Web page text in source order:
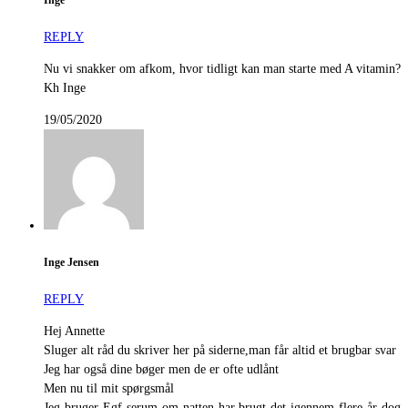
REPLY
Nu vi snakker om afkom, hvor tidligt kan man starte med A vitamin?
Kh Inge
19/05/2020
Inge Jensen
REPLY
Hej Annette
Sluger alt råd du skriver her på siderne,man får altid et brugbar svar
Jeg har også dine bøger men de er ofte udlånt
Men nu til mit spørgsmål